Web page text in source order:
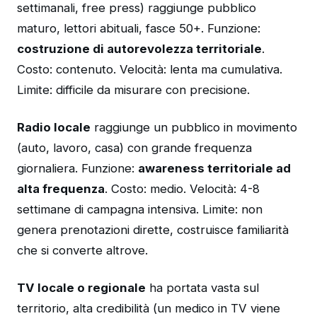
settimanali, free press) raggiunge pubblico
maturo, lettori abituali, fasce 50+. Funzione:
costruzione di autorevolezza territoriale.
Costo: contenuto. Velocità: lenta ma cumulativa.
Limite: difficile da misurare con precisione.
Radio locale raggiunge un pubblico in movimento
(auto, lavoro, casa) con grande frequenza
giornaliera. Funzione: awareness territoriale ad
alta frequenza. Costo: medio. Velocità: 4-8
settimane di campagna intensiva. Limite: non
genera prenotazioni dirette, costruisce familiarità
che si converte altrove.
TV locale o regionale ha portata vasta sul
territorio, alta credibilità (un medico in TV viene